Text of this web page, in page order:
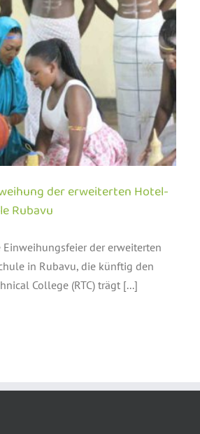
der erweiterten Hotel-
Rubavu
Einweihungsfeier der erweiterten
in Rubavu, die künftig den
College (RTC) trägt [...]